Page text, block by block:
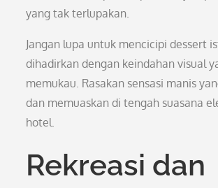
yang tak terlupakan.
Jangan lupa untuk mencicipi dessert
dihadirkan dengan keindahan visual
memukau. Rasakan sensasi manis
dan memuaskan di tengah suasana
hotel.
Rekreasi dan